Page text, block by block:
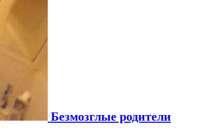
Безмозглые родители